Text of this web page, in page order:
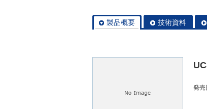
製品概要 技術資料
発売